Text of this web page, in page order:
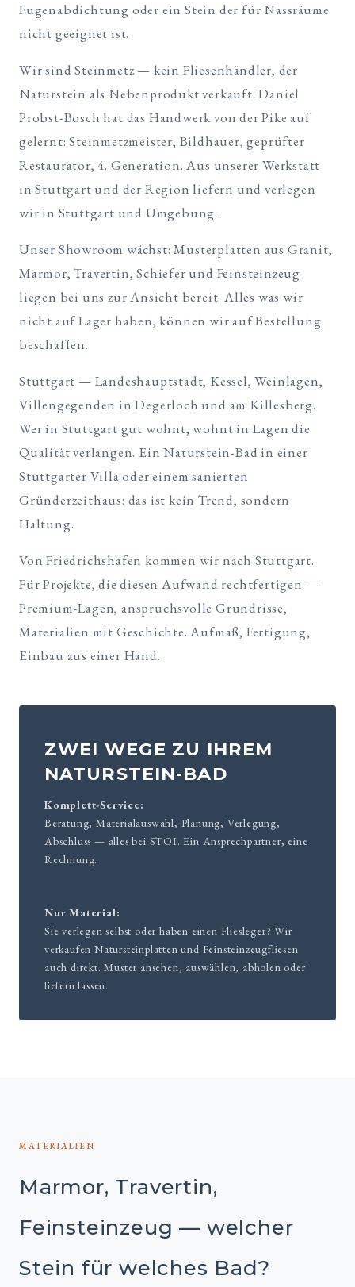
Fugenabdichtung oder ein Stein der für Nassräume
nicht geeignet ist.
Wir sind Steinmetz — kein Fliesenhändler, der
Naturstein als Nebenprodukt verkauft. Daniel
Probst-Bosch hat das Handwerk von der Pike auf
gelernt: Steinmetzmeister, Bildhauer, geprüfter
Restaurator, 4. Generation. Aus unserer Werkstatt
in Stuttgart und der Region liefern und verlegen
wir in Stuttgart und Umgebung.
Unser Showroom wächst: Musterplatten aus Granit,
Marmor, Travertin, Schiefer und Feinsteinzeug
liegen bei uns zur Ansicht bereit. Alles was wir
nicht auf Lager haben, können wir auf Bestellung
beschaffen.
Stuttgart — Landeshauptstadt, Kessel, Weinlagen,
Villengegenden in Degerloch und am Killesberg.
Wer in Stuttgart gut wohnt, wohnt in Lagen die
Qualität verlangen. Ein Naturstein-Bad in einer
Stuttgarter Villa oder einem sanierten
Gründerzeithaus: das ist kein Trend, sondern
Haltung.
Von Friedrichshafen kommen wir nach Stuttgart.
Für Projekte, die diesen Aufwand rechtfertigen —
Premium-Lagen, anspruchsvolle Grundrisse,
Materialien mit Geschichte. Aufmaß, Fertigung,
Einbau aus einer Hand.
ZWEI WEGE ZU IHREM
NATURSTEIN-BAD
Komplett-Service:
Beratung, Materialauswahl, Planung, Verlegung,
Abschluss — alles bei STOI. Ein Ansprechpartner, eine
Rechnung.
Nur Material:
Sie verlegen selbst oder haben einen Fliesleger? Wir
verkaufen Natursteinplatten und Feinsteinzeugfliesen
auch direkt. Muster ansehen, auswählen, abholen oder
liefern lassen.
MATERIALIEN
Marmor, Travertin,
Feinsteinzeug — welcher
Stein für welches Bad?